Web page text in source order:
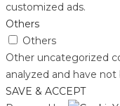
customized ads.
Others
Others
Other uncategorized
analyzed and have
SAVE & ACCEPT